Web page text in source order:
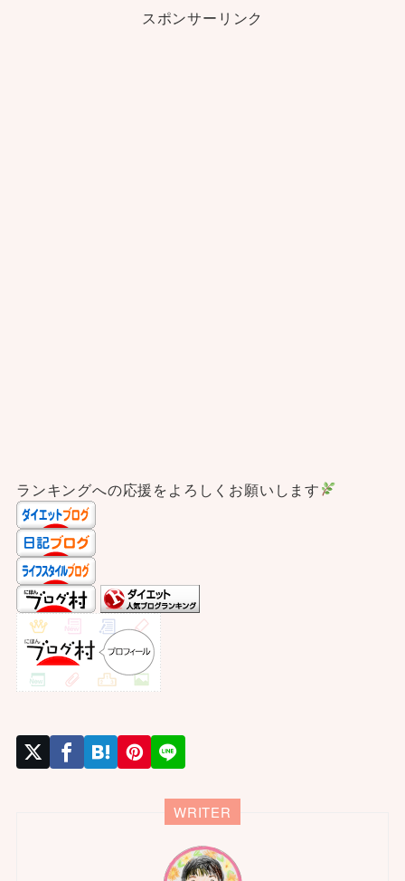
スポンサーリンク
ランキングへの応援をよろしくお願いします
WRITER